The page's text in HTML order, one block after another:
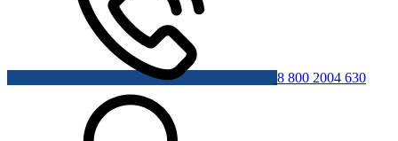
8 800 2004 630